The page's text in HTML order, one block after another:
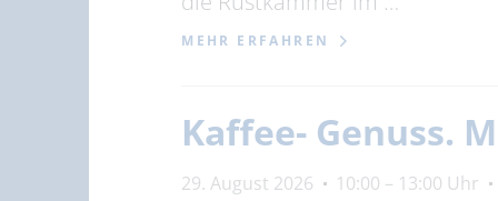
MEHR ERFAHREN
Kaffee- Genuss.
29. August 2026 10:00 – 13:00 Uhr